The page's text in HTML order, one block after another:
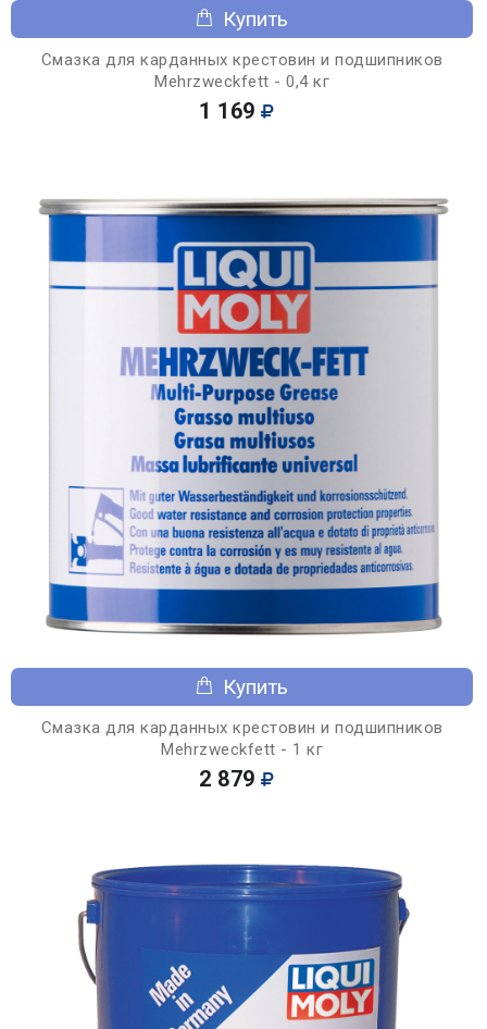
Купить
Смазка для карданных крестовин и подшипников
Mehrzweckfett - 0,4 кг
1 169
Купить
Смазка для карданных крестовин и подшипников
Mehrzweckfett - 1 кг
2 879